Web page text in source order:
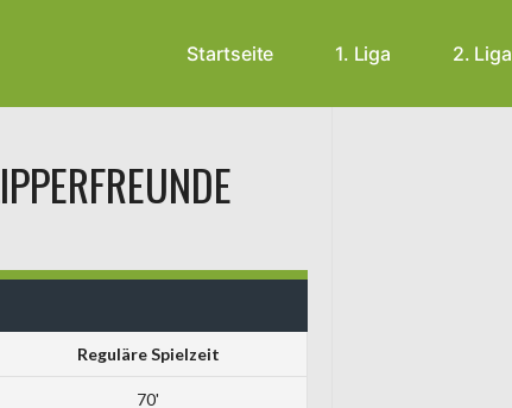
Startseite 1. Liga 2. Liga
Reguläre Spielzeit
70'